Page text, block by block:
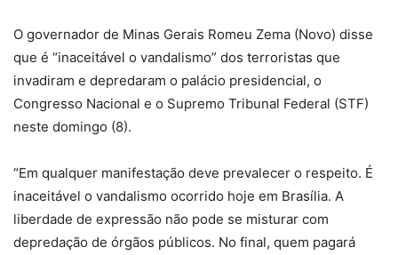
O governador de Minas Gerais Romeu Zema (Novo) disse
que é “inaceitável o vandalismo” dos terroristas que
invadiram e depredaram o palácio presidencial, o
Congresso Nacional e o Supremo Tribunal Federal (STF)
neste domingo (8).
“Em qualquer manifestação deve prevalecer o respeito. É
inaceitável o vandalismo ocorrido hoje em Brasília. A
liberdade de expressão não pode se misturar com
depredação de órgãos públicos. No final, quem pagará